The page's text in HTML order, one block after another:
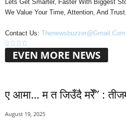
Lets Get Smarter, Faster With Biggest
We Value Your Time, Attention, And Trust.
Contact Us: Thenewsbuzzer@gmail.com
EVEN MORE NEWS
ए आमा… म त जिउँदै मरेँ” :
August 19, 2025